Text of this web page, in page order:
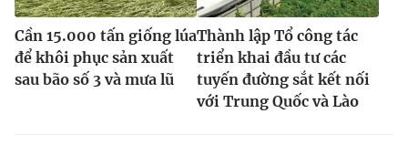
Cần 15.000 tấn giống lúa
để khôi phục sản xuất
sau bão số 3 và mưa lũ
Thành lập Tổ công tác
triển khai đầu tư các
tuyến đường sắt kết nối
với Trung Quốc và Lào